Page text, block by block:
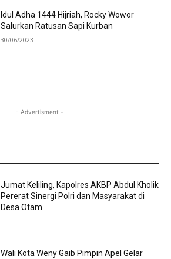
Idul Adha 1444 Hijriah, Rocky Wowor
Salurkan Ratusan Sapi Kurban
30/06/2023
- Advertisment -
Jumat Keliling, Kapolres AKBP Abdul Kholik
Pererat Sinergi Polri dan Masyarakat di
Desa Otam
Wali Kota Weny Gaib Pimpin Apel Gelar